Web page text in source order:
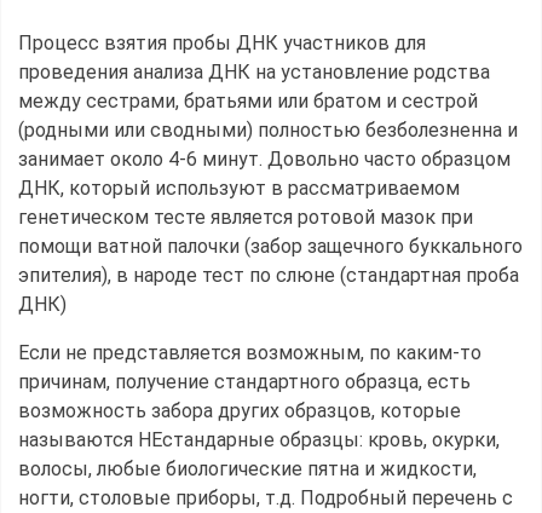
Процесс взятия пробы ДНК участников для
проведения анализа ДНК на установление родства
между сестрами, братьями или братом и сестрой
(родными или сводными) полностью безболезненна и
занимает около 4-6 минут. Довольно часто образцом
ДНК, который используют в рассматриваемом
генетическом тесте является ротовой мазок при
помощи ватной палочки (забор защечного буккального
эпителия), в народе тест по слюне (стандартная проба
ДНК)
Если не представляется возможным, по каким-то
причинам, получение стандартного образца, есть
возможность забора других образцов, которые
называются НЕстандарные образцы: кровь, окурки,
волосы, любые биологические пятна и жидкости,
ногти, столовые приборы, т.д. Подробный перечень с